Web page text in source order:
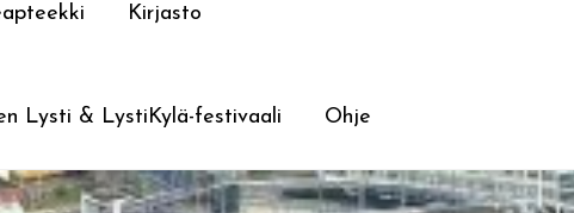
Kirjasto
Lysti & LystiKylä-festivaali Ohje